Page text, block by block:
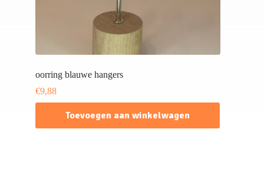
oorring blauwe hangers
€9,88
Toevoegen aan winkelwagen